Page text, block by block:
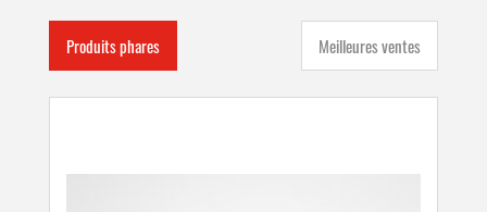
Produits phares Meilleures ventes